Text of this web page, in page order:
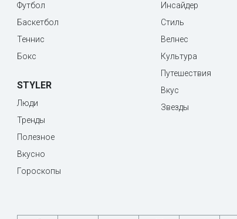
Футбол
Баскетбол
Теннис
Бокс
STYLER
Люди
Тренды
Полезное
Вкусно
Гороскопы
Инсайдер
Стиль
Велнес
Культура
Путешествия
Вкус
Звезды